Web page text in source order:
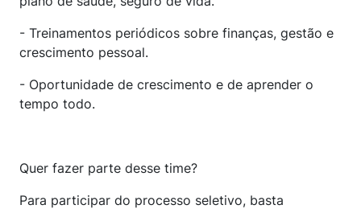
- Treinamentos periódicos sobre finanças, gestão e
crescimento pessoal.
- Oportunidade de crescimento e de aprender o
tempo todo.
Quer fazer parte desse time?
Para participar do processo seletivo, basta